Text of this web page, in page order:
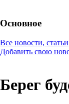
Основное
Все новости, статьи
Добавить свою
Берег